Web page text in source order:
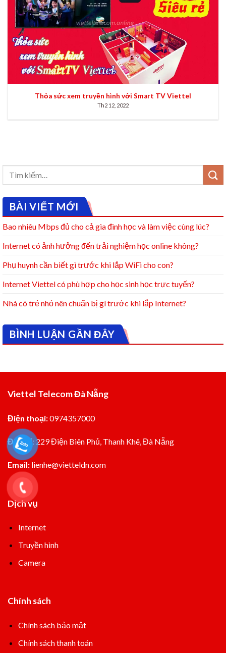
Thỏa sức xem truyền hình với Smart TV Viettel
Th2 12, 2022
BÀI VIẾT MỚI
Bao nhiêu Mbps đủ cho cả gia đình học và làm việc cùng lúc?
Internet có ảnh hưởng đến trải nghiệm học online không?
Phụ huynh cần biết gì trước khi lắp WiFi cho con?
Internet Viettel có phù hợp cho học sinh học trực tuyến?
Nhà có trẻ nhỏ nên chuẩn bị gì trước khi lắp Internet?
BÌNH LUẬN GẦN ĐÂY
Viettel Telecom Đà Nẵng
Điện thoại:0974357000
Đia chỉ: 229 Điện Biên Phủ, Thanh Khê, Đà Nẵng
Email: lienhe@vietteldn.com
Dịch vụ
Internet
Truyền hình
Camera
Chính sách
Chính sách bảo mật
Chính sách thanh toán